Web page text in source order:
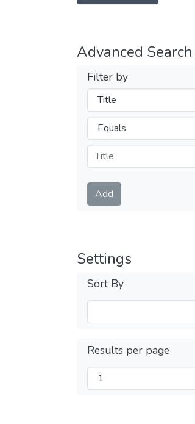
Advanced Search
Filter by
Filters
Operators
Submit
Add
Settings
Sort By
Results per page